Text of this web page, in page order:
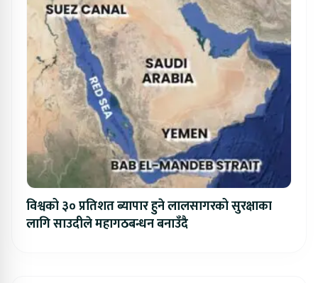
विश्वको ३० प्रतिशत ब्यापार हुने लालसागरको सुरक्षाका
लागि साउदीले महागठबन्धन बनाउँदै